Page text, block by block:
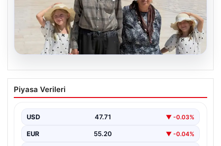
08.08.2026
Bakan Göktaş’tan 34 Yıl Sonra Çocuk
Sevinci Yaşayan Doğan Ailesine Tam
Aile ve Sosyal Hizmetler Bakanı Mahinur Özdemir
Piyasa Verileri
USD 47.71 ▼ -0.03%
EUR 55.20 ▼ -0.04%